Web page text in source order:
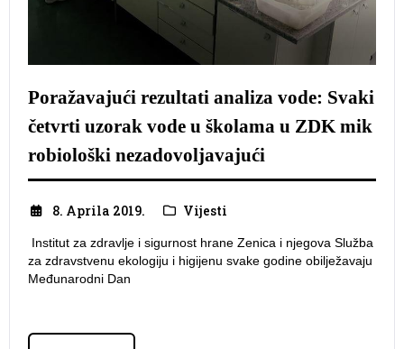
Poražavajući rezultati analiza vode: Svaki
četvrti uzorak vode u školama u ZDK mik
robiološki nezadovoljavajući
8. Aprila 2019. Vijesti
Institut za zdravlje i sigurnost hrane Zenica i njegova Služba
za zdravstvenu ekologiju i higijenu svake godine obilježavaju
Međunarodni Dan